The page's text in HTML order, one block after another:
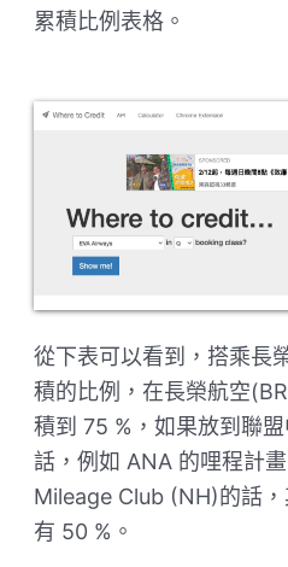
累積比例表格。
從下表可以看到，搭乘長
積的比例，在長榮航空
積到 75 %，如果放到聯
話，例如 ANA 的哩程計
Mileage Club (NH)的話
有 50 %。